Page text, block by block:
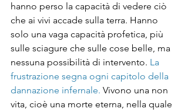
hanno perso la capacità di vedere ciò
che ai vivi accade sulla terra. Hanno
solo una vaga capacità profetica, più
sulle sciagure che sulle cose belle, ma
nessuna possibilità di intervento. La
frustrazione segna ogni capitolo della
dannazione infernale. Vivono una non
vita, cioè una morte eterna, nella quale